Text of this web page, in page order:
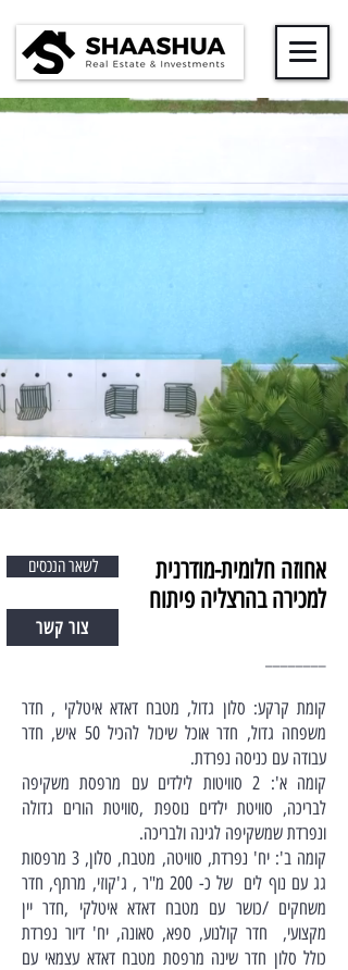
לשאר הנכסים
צור קשר
אחוזה חלומית-מודרנית
למכירה בהרצליה פיתוח
קומת קרקע: סלון גדול, מטבח דאדא איטלקי , חדר
משפחה גדול, חדר אוכל שיכול להכיל 50 איש, חדר
עבודה עם כניסה נפרדת.
קומה א': 2 סוויטות לילדים עם מרפסת משקיפה
לבריכה, סוויטת ילדים נוספת ,סוויטת הורים גדולה
ונפרדת שמשקיפה לגינה ולבריכה.
קומה ב': יח' נפרדת, סוויטה, מטבח, סלון, 3 מרפסות
גג עם נוף לים של כ- 200 מ"ר , ג'קוזי, מרתף, חדר
משחקים /כושר עם מטבח דאדא איטלקי ,חדר יין
מקצועי, חדר קולנוע, ספא, סאונה, יח' דיור נפרדת
כולל סלון חדר שינה מרפסת מטבח דאדא עצמאי עם